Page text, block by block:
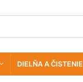
DIELŇA A ČISTENIE